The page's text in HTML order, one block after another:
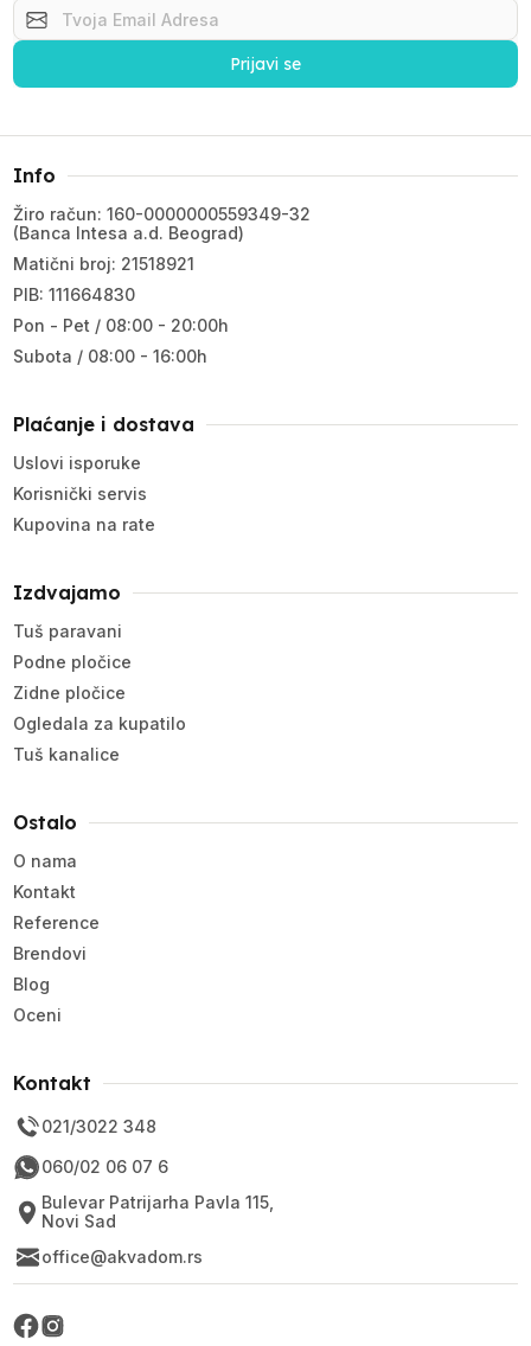
Prijavi se
Info
Žiro račun: 160-0000000559349-32
(Banca Intesa a.d. Beograd)
Matični broj: 21518921
PIB: 111664830
Pon - Pet / 08:00 - 20:00h
Subota / 08:00 - 16:00h
Plaćanje i dostava
Uslovi isporuke
Korisnički servis
Kupovina na rate
Izdvajamo
Tuš paravani
Podne pločice
Zidne pločice
Ogledala za kupatilo
Tuš kanalice
Ostalo
O nama
Kontakt
Reference
Brendovi
Blog
Oceni
Kontakt
021/3022 348
060/02 06 07 6
Bulevar Patrijarha Pavla 115,
Novi Sad
office@akvadom.rs